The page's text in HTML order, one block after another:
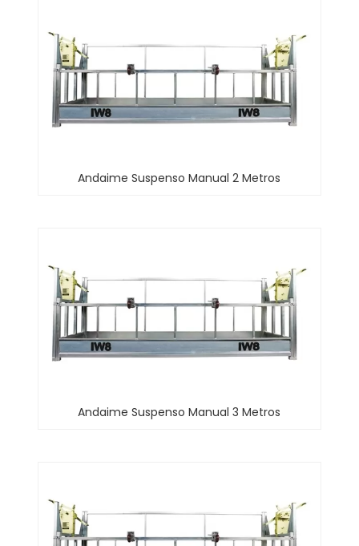
Andaime Suspenso Manual 2 Metros
Andaime Suspenso Manual 3 Metros